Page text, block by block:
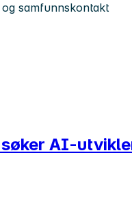
samfunnskontakt
AI-